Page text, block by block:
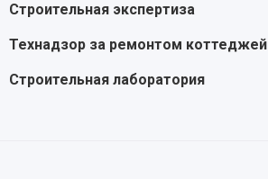
Строительная экспертиза
Технадзор за ремонтом коттеджей
Строительная лаборатория